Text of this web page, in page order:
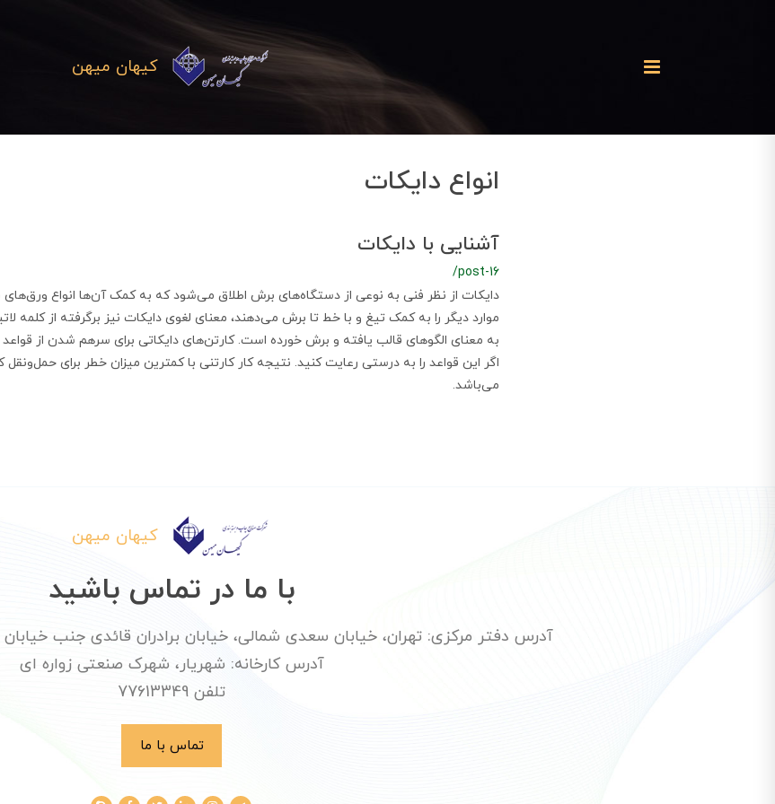
کیهان میهن
انواع دایکات
آشنایی با دایکات
/post-16
دایکات از نظر فنی به نوعی از دستگاه‌های برش اطلاق می‌شود که به کمک آن‌ها انواع ورق‌های
به معنای الگوهای قالب یافته و برش خورده است. کارتن‌های دایکاتی برای سرهم شدن از
اگر این قواعد را به درستی رعایت کنید. نتیجه کار کارتنی با کمترین میزان خطر برای
می‌باشد.
کیهان میهن
با ما در تماس باشید
آدرس دفتر مرکزی: تهران، خیابان سعدی شمالی، خیابان برادران قائدی جنب خیابان نور
آدرس کارخانه: شهریار، شهرک صنعتی زواره ای
تلفن 77613349
تماس با ما